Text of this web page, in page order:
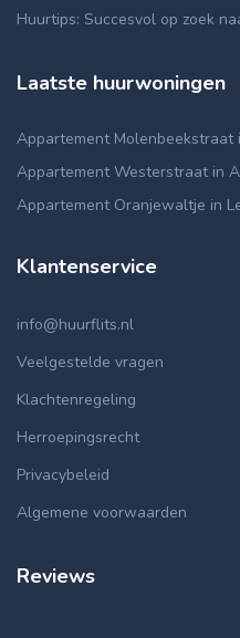
Huurtips: Succesvol op zoek
Laatste huurwoningen
Appartement Molenbeekstraat
Appartement Westerstraat in
Appartement Oranjewaltje in
Klantenservice
info@huurflits.nl
Veelgestelde vragen
Klachtenregeling
Herroepingsrecht
Privacybeleid
Algemene voorwaarden
Reviews